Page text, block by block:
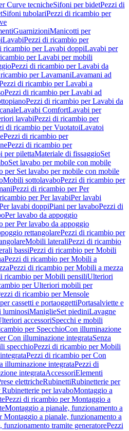
Curve tecnicheSifoni per bidetPezzi di
Sifoni tubolariPezzi di ricambio per
GuarnizioniManicotti per
LavabiPezzi di ricambio per
ricambio per Lavabi doppiLavabi per
per Lavabi per mobili
Pezzi di ricambio per Lavabi da
per LavamaniLavamani ad
di ricambio per Lavabi a
Pezzi di ricambio per Lavabi ad
Pezzi di ricambio per Lavabi da
Lavabi ComfortLavabi per
lavabiPezzi di ricambio per
di ricambio per VuotatoiLavatoi
Pezzi di ricambio per
Pezzi di ricambio per
per pilettaMateriale di fissaggioSet
Set lavabo per mobile con mobile
per Set lavabo per mobile con mobile
Mobili sottolavaboPezzi di ricambio per
Pezzi di ricambio per Per
per Per lavabiPer lavabi
lavabi doppiPiani per lavaboPezzi di
Per lavabo da appoggio
per Per lavabo da appoggio
rettangolarePezzi di ricambio per
Mobili lateraliPezzi di ricambio
bassiPezzi di ricambio per Mobili
Pezzi di ricambio per Mobili a
Pezzi di ricambio per Mobili a mezza
ricambio per Mobili pensiliUlteriori
per Ulteriori mobili per
di ricambio per Mensole
cassetti e portaoggettiPortasalviette e
luminosiManiglieSet piediniLavagne
accessoriSpecchi e mobili
per SpecchioCon illuminazione
Con illuminazione integrataSenza
specchioPezzi di ricambio per Mobili
Pezzi di ricambio per Con
illuminazione integrataPezzi di
integrataAccessoriElementi
elettricheRubinettiRubinetterie per
per lavaboMontaggio a
Pezzi di ricambio per Montaggio a
Montaggio a pianale, funzionamento a
Montaggio a pianale, funzionamento a
funzionamento tramite generatorePezzi